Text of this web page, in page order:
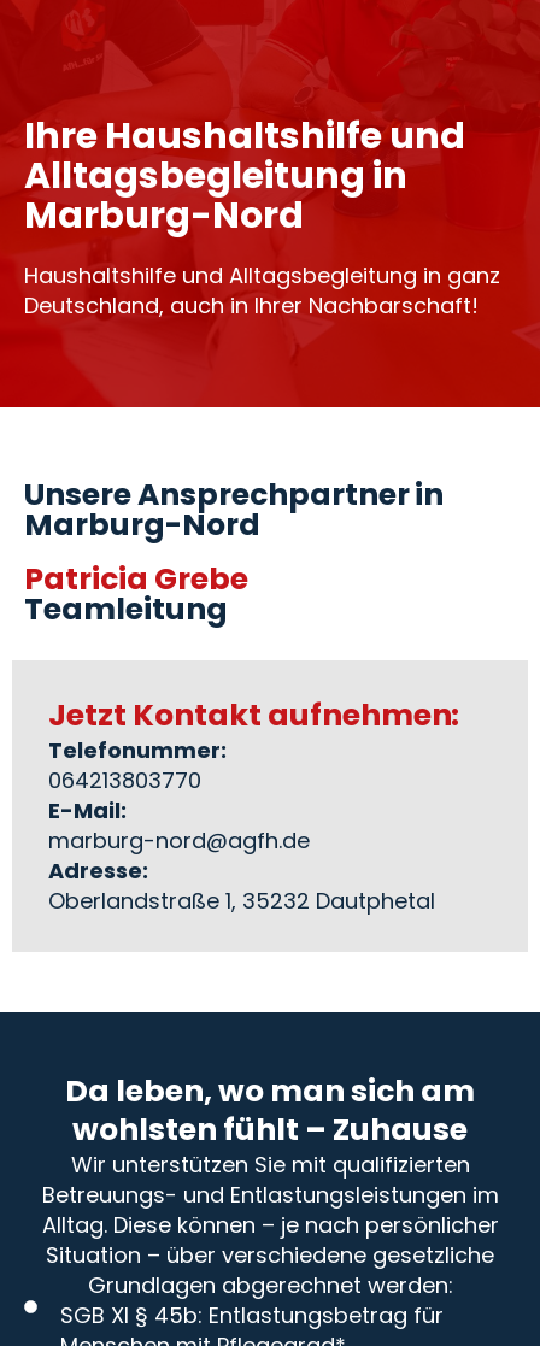
Ihre Haushaltshilfe und
Alltagsbegleitung in
Marburg-Nord
Haushaltshilfe und Alltagsbegleitung in ganz
Deutschland, auch in Ihrer Nachbarschaft!
Unsere Ansprechpartner in
Marburg-Nord
Patricia Grebe
Teamleitung
Jetzt Kontakt aufnehmen:
Telefonummer:
064213803770
E-Mail:
marburg-nord@agfh.de
Adresse:
Oberlandstraße 1, 35232 Dautphetal
Da leben, wo man sich am
wohlsten fühlt – Zuhause
Wir unterstützen Sie mit qualifizierten
Betreuungs- und Entlastungsleistungen im
Alltag. Diese können – je nach persönlicher
Situation – über verschiedene gesetzliche
Grundlagen abgerechnet werden:
SGB XI § 45b: Entlastungsbetrag für